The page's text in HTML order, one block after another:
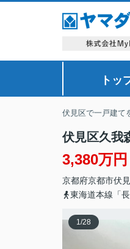
トッ
伏見区で一戸建て
伏見区久
3,380万円
京都府京都市伏
東海道本線「
1/28